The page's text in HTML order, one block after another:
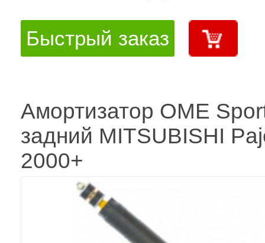
Быстрый заказ
Амортизатор OME
задний MITSUBISHI
2000+